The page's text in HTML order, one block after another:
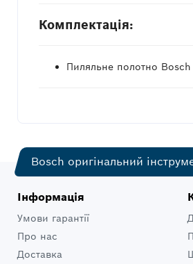
Комплектація:
Пиляльне полотно
Bosch оригінальний
Інформація
Умови гарантії
Про нас
Доставка